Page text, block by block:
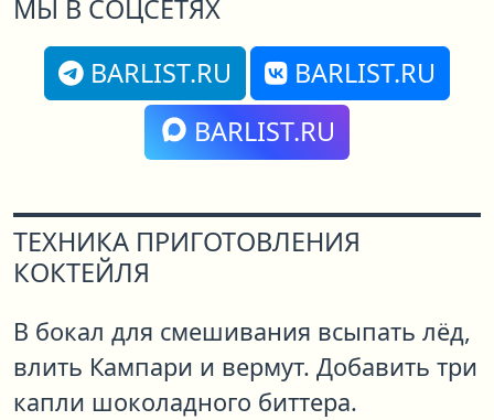
МЫ В СОЦСЕТЯХ
BARLIST.RU
BARLIST.RU
BARLIST.RU
ТЕХНИКА ПРИГОТОВЛЕНИЯ
КОКТЕЙЛЯ
В бокал для смешивания всыпать лёд,
влить Кампари и вермут. Добавить три
капли шоколадного биттера.